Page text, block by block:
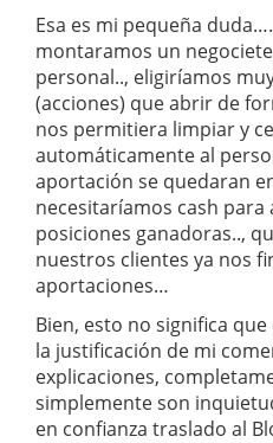
Esa es mi pequeña
montaramos un
personal.., eligiríamos
(acciones) que abrir de
nos permitiera limpiar y
automáticamente al
aportación se quedaran
necesitaríamos cash
posiciones ganadoras..,
nuestros clientes ya nos
aportaciones…
Bien, esto no significa
la justificación de mi
explicaciones,
simplemente son
en confianza traslado al